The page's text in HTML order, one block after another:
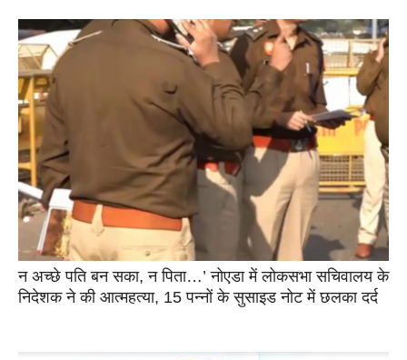
न अच्छे पति बन सका, न पिता…’ नोएडा में लोकसभा सचिवालय के
निदेशक ने की आत्महत्या, 15 पन्नों के सुसाइड नोट में छलका दर्द